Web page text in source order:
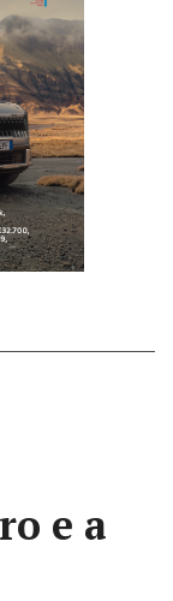
e a